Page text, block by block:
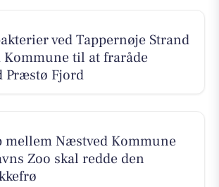
ved Tappernøje Strand
til at fraråde
Præstø Fjord
mellem Næstved Kommune
Zoo skal redde den